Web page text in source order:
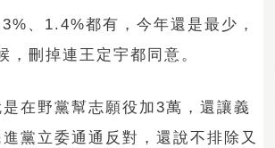
、1.4%都有，今年還是最少，
刪掉連王定宇都同意。
在野黨幫志願役加3萬，還讓義
黨立委通通反對，還說不排除又